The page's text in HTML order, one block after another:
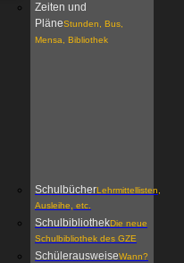
Zeiten und
PläneStunden, Bus,
Mensa, Bibliothek
SchulbücherLehrmittellisten,
Ausleihe, etc.
SchulbibliothekDie neue
Schulbibliothek des GZE
SchülerausweiseWann?